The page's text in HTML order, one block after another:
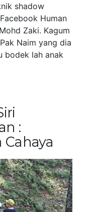
shadow
Human
Zaki. Kagum
Naim yang dia
bodek lah anak
: